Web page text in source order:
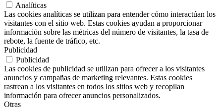
Analíticas
Las cookies analíticas se utilizan para entender cómo interactúan los
visitantes con el sitio web. Estas cookies ayudan a proporcionar
información sobre las métricas del número de visitantes, la tasa de
rebote, la fuente de tráfico, etc.
Publicidad
Publicidad
Las cookies de publicidad se utilizan para ofrecer a los visitantes
anuncios y campañas de marketing relevantes. Estas cookies
rastrean a los visitantes en todos los sitios web y recopilan
información para ofrecer anuncios personalizados.
Otras